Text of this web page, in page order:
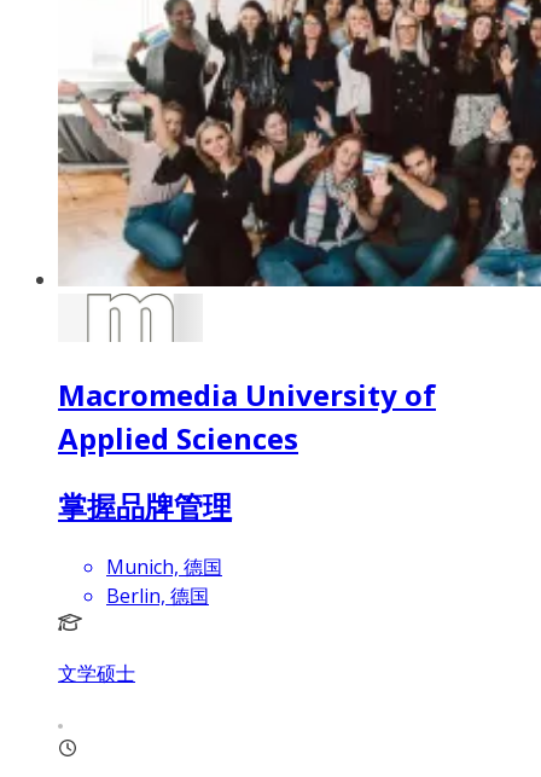
Macromedia University of
Applied Sciences
掌握品牌管理
Munich, 德国
Berlin, 德国
文学硕士